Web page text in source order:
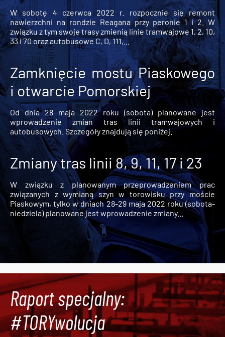
W sobotę 4 czerwca 2022 r. rozpocznie się remont
nawierzchni na rondzie Reagana przy peronie 1 i 2. W
związku z tym swoje trasy zmienią linie tramwajowe 1, 2, 10,
33 i 70 oraz autobusowe C, D, 111,...
Zamknięcie mostu Piaskowego
i otwarcie Pomorskiej
Od dnia 28 maja 2022 roku (sobota) planowane jest
wprowadzenie zmian tras linii tramwajowych i
autobusowych. Szczegóły znajdują się poniżej.
Zmiany tras linii 8, 9, 11, 17 i 23
W związku z planowanym przeprowadzeniem prac
związanych z wymianą szyn w torowisku przy moście
Piaskowym, tylko w dniach 28-29 maja 2022 roku (sobota-
niedziela) planowane jest wprowadzenie zmiany...
Raport specjalny:
#TORYwolucja